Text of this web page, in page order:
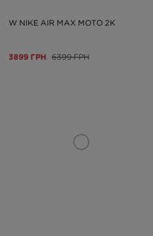
W NIKE AIR MAX MOTO 2K
3899 ГРН 6399 ГРН